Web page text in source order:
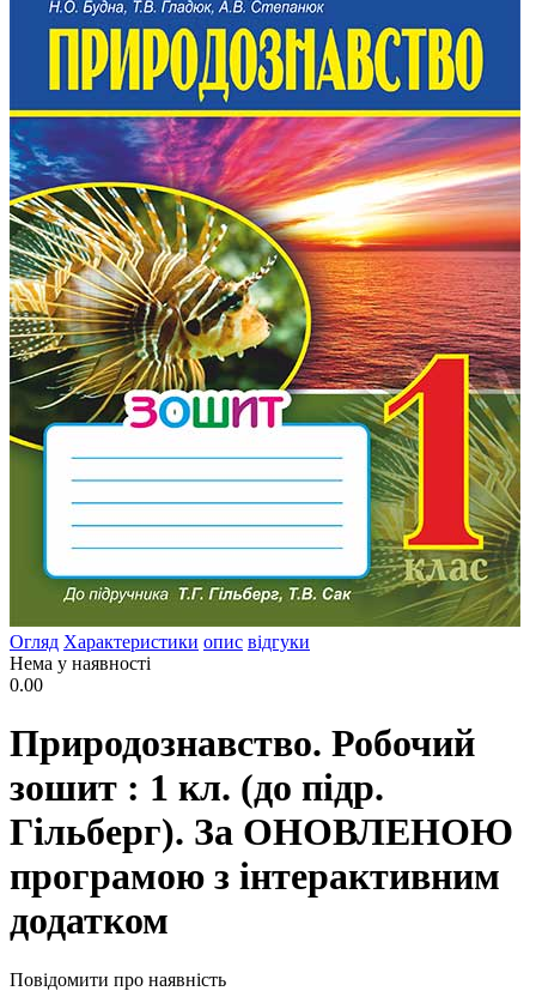
Огляд Характеристики опис відгуки
Нема у наявності
0.00
Природознавство. Робочий
зошит : 1 кл. (до підр.
Гільберг). За ОНОВЛЕНОЮ
програмою з інтерактивним
додатком
Повідомити про наявність